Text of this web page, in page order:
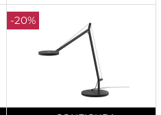
-20%